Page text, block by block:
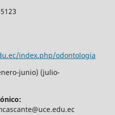
index.php/odontologia
junio) (julio-